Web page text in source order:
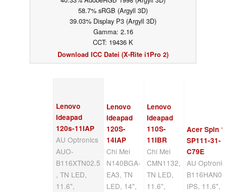
58.7% sRGB (Argyll 3D)
39.03% Display P3 (Argyll 3D)
Gamma: 2.16
CCT: 19436 K
Download ICC Datei (X-Rite i1Pro 2)
Lenovo
Ideapad
120s-11IAP
AU Optronics
AUO-
B116XTN02.5
, TN LED,
11.6",
Lenovo
Ideapad
120S-
14IAP
Chi Mei
N140BGA-
EA3, TN
LED, 14",
Lenovo
Ideapad
110S-
11IBR
Chi Mei
CMN1132,
TN LED,
11.6",
Acer Spin 1
SP111-31-
C79E
AU
IPS, 11.6",